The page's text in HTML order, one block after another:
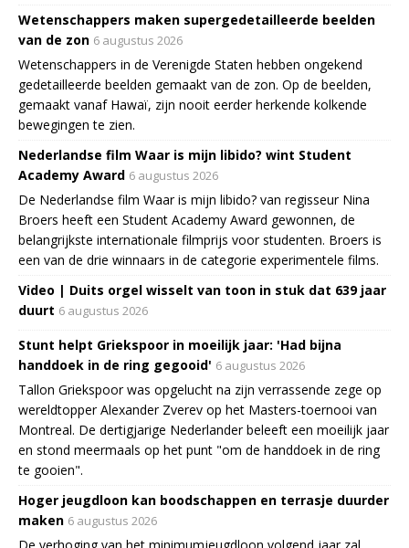
Wetenschappers maken supergedetailleerde beelden
van de zon 6 augustus 2026
Wetenschappers in de Verenigde Staten hebben ongekend
gedetailleerde beelden gemaakt van de zon. Op de beelden,
gemaakt vanaf Hawaï, zijn nooit eerder herkende kolkende
bewegingen te zien.
Nederlandse film Waar is mijn libido? wint Student
Academy Award 6 augustus 2026
De Nederlandse film Waar is mijn libido? van regisseur Nina
Broers heeft een Student Academy Award gewonnen, de
belangrijkste internationale filmprijs voor studenten. Broers is
een van de drie winnaars in de categorie experimentele films.
Video | Duits orgel wisselt van toon in stuk dat 639 jaar
duurt 6 augustus 2026
Stunt helpt Griekspoor in moeilijk jaar: 'Had bijna
handdoek in de ring gegooid' 6 augustus 2026
Tallon Griekspoor was opgelucht na zijn verrassende zege op
wereldtopper Alexander Zverev op het Masters-toernooi van
Montreal. De dertigjarige Nederlander beleeft een moeilijk jaar
en stond meermaals op het punt "om de handdoek in de ring
te gooien".
Hoger jeugdloon kan boodschappen en terrasje duurder
maken 6 augustus 2026